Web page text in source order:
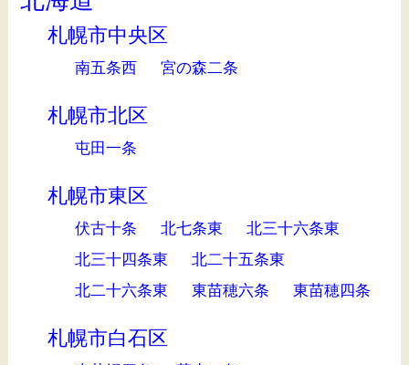
札幌市中央区
南五条西 宮の森二条
札幌市北区
屯田一条
札幌市東区
伏古十条 北七条東
北三十六条東
北三十四条東
北二十五条東
北二十六条東
東苗穂六条 東苗穂四条
札幌市白石区